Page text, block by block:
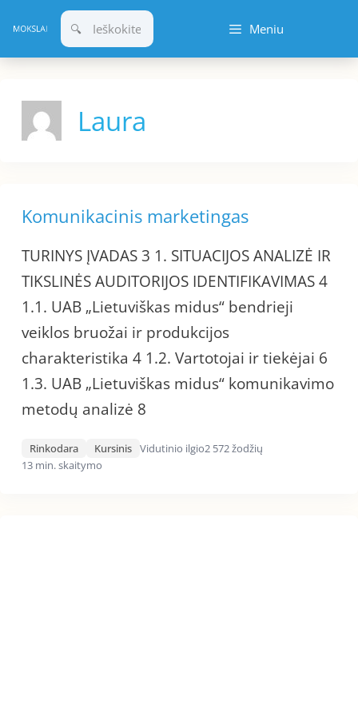
prie
turinio
Meniu
Laura
Komunikacinis marketingas
TURINYS ĮVADAS 3 1. SITUACIJOS ANALIZĖ IR
TIKSLINĖS AUDITORIJOS IDENTIFIKAVIMAS 4
1.1. UAB „Lietuviškas midus“ bendrieji
veiklos bruožai ir produkcijos
charakteristika 4 1.2. Vartotojai ir tiekėjai 6
1.3. UAB „Lietuviškas midus“ komunikavimo
metodų analizė 8
Rinkodara Kursinis Vidutinio ilgio2 572 žodžių
13 min. skaitymo